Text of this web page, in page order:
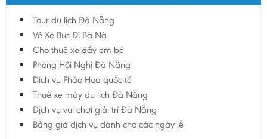
Tour du lịch Đà Nẵng
Vé Xe Bus Đi Bà Nà
Cho thuê xe đẩy em bé
Phòng Hội Nghị Đà Nẵng
Dich vụ Pháo Hoa quốc tế
Thuê xe máy du lich Đà Nẵng
Dịch vụ vui chơi giải trí Đà Nẵng
Bảng giá dịch vụ dành cho các ngày lễ